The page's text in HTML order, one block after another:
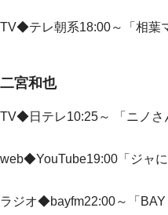
TV◆テレ朝系18:00～「相葉
二宮和也
TV◆日テレ10:25～ 「ニノさ
web◆YouTube19:00「ジャに
ラジオ◆bayfm22:00～「BAY